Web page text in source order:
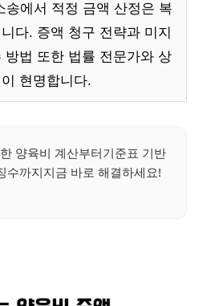
송에서 적정 금액 산정은 복
다. 증액 청구 전략과 미지
방법 또한 법률 전문가와 상
현명합니다.
양육비 계산부터기준표 기반
수까지지금 바로 해결하세요!